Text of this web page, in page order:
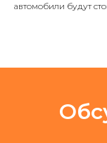
автомобили будут